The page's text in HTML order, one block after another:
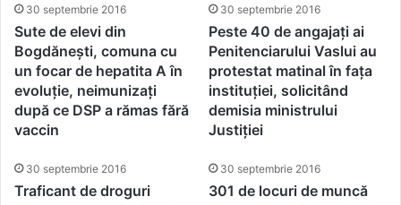
30 septembrie 2016
Sute de elevi din
Bogdănești, comuna cu
un focar de hepatita A în
evoluție, neimunizați
după ce DSP a rămas fără
vaccin
30 septembrie 2016
Peste 40 de angajați ai
Penitenciarului Vaslui au
protestat matinal în fața
instituției, solicitând
demisia ministrului
Justiției
30 septembrie 2016
Traficant de droguri
30 septembrie 2016
301 de locuri de muncă